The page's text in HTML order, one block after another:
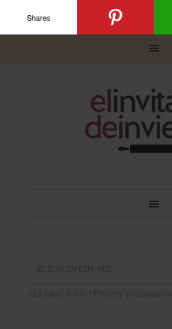
Usted está aquí: Inicio Postres y repostería
Shares